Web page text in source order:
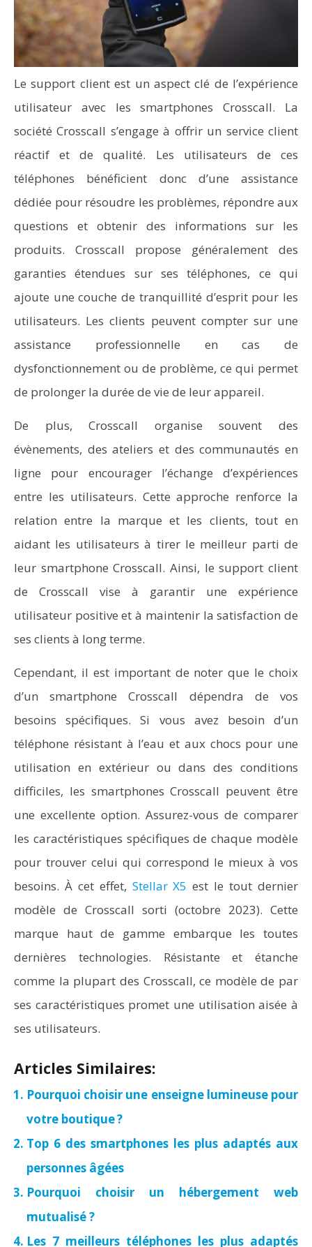
Le support client est un aspect clé de l’expérience
utilisateur avec les smartphones Crosscall. La
société Crosscall s’engage à offrir un service client
réactif et de qualité. Les utilisateurs de ces
téléphones bénéficient donc d’une assistance
dédiée pour résoudre les problèmes, répondre aux
questions et obtenir des informations sur les
produits. Crosscall propose généralement des
garanties étendues sur ses téléphones, ce qui
ajoute une couche de tranquillité d’esprit pour les
utilisateurs. Les clients peuvent compter sur une
assistance professionnelle en cas de
dysfonctionnement ou de problème, ce qui permet
de prolonger la durée de vie de leur appareil.
De plus, Crosscall organise souvent des
évènements, des ateliers et des communautés en
ligne pour encourager l’échange d’expériences
entre les utilisateurs. Cette approche renforce la
relation entre la marque et les clients, tout en
aidant les utilisateurs à tirer le meilleur parti de
leur smartphone Crosscall. Ainsi, le support client
de Crosscall vise à garantir une expérience
utilisateur positive et à maintenir la satisfaction de
ses clients à long terme.
Cependant, il est important de noter que le choix
d’un smartphone Crosscall dépendra de vos
besoins spécifiques. Si vous avez besoin d’un
téléphone résistant à l’eau et aux chocs pour une
utilisation en extérieur ou dans des conditions
difficiles, les smartphones Crosscall peuvent être
une excellente option. Assurez-vous de comparer
les caractéristiques spécifiques de chaque modèle
pour trouver celui qui correspond le mieux à vos
besoins. À cet effet, Stellar X5 est le tout dernier
modèle de Crosscall sorti (octobre 2023). Cette
marque haut de gamme embarque les toutes
dernières technologies. Résistante et étanche
comme la plupart des Crosscall, ce modèle de par
ses caractéristiques promet une utilisation aisée à
ses utilisateurs.
Articles Similaires:
Pourquoi choisir une enseigne lumineuse pour
votre boutique ?
Top 6 des smartphones les plus adaptés aux
personnes âgées
Pourquoi choisir un hébergement web
mutualisé ?
Les 7 meilleurs téléphones les plus adaptés